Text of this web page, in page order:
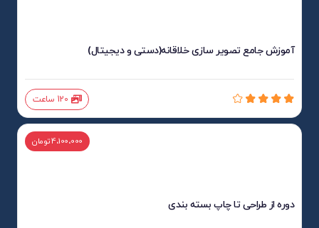
آموزش جامع تصویر سازی خلاقانه(دستی و دیجیتال)
120 ساعت
4،100،000 تومان
دوره از طراحی تا چاپ بسته بندی